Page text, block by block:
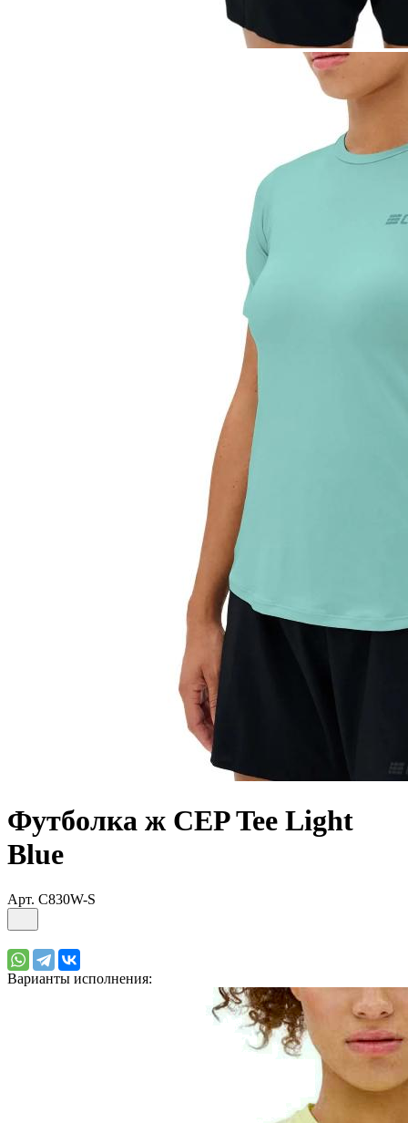
Футболка ж CEP Tee Light
Blue
Арт. C830W-S
Варианты исполнения: